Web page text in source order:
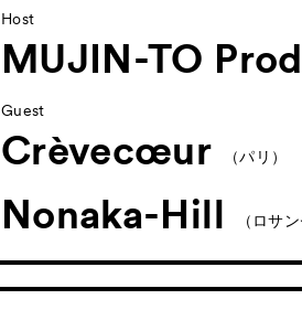
Host
MUJIN-TO
Guest
Crèvecœur （パリ）
Nonaka-Hill （ロサ